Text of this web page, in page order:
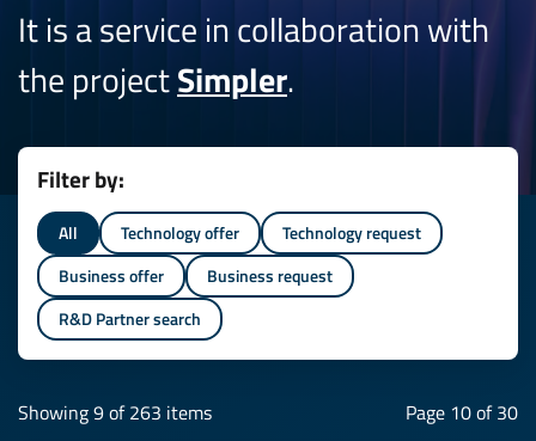
It is a service in collaboration with
the projectSimpler.
Filter by:
All Technology offer
Technology request
Business offer
Business request
R&D Partner search
Showing 9 of 263 items Page 10 of 30